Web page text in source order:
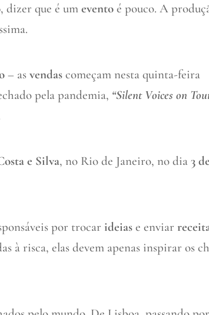
, dizer que é umevento é pouco. A
– asvendas começam nesta quinta-feira
pela pandemia, “Silent Voices on
e Silva, no Rio de Janeiro, no dia3 de
por trocarideias e enviar
à risca, elas devem apenas inspirar os